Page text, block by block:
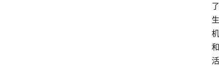
了
生
机
和
活